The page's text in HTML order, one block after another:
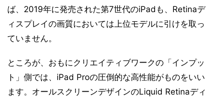
ば、2019年に発売された第7世代のiPadも、Retinaデ
ィスプレイの画質においては上位モデルに引けを取っ
ていません。
ところが、おもにクリエイティブワークの「インプッ
ト」側では、iPad Proの圧倒的な高性能がものをいい
ます。オールスクリーンデザインのLiquid Retinaディ